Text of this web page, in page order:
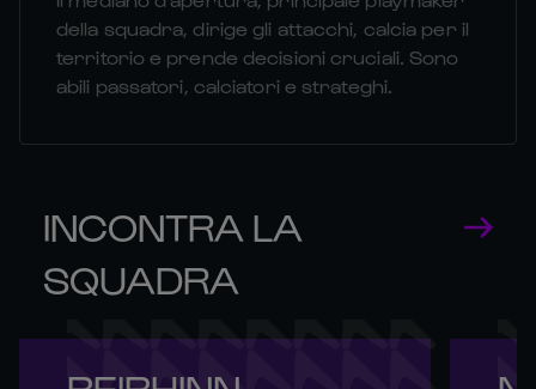
della squadra, dirige gli attacchi, calcia per il
territorio e prende decisioni cruciali. Sono
abili passatori, calciatori e strateghi.
INCONTRA LA
SQUADRA